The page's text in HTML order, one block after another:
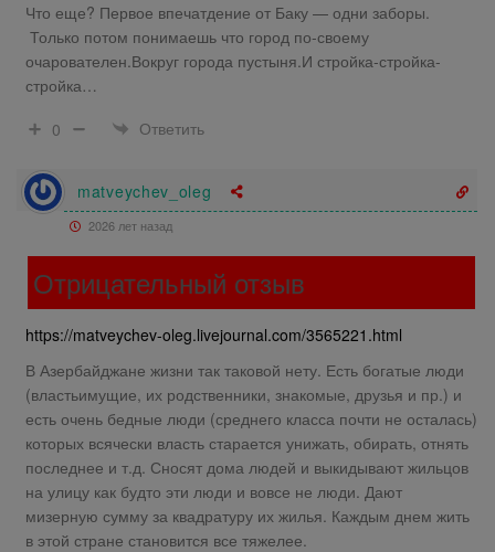
Что еще? Первое впечатдение от Баку — одни заборы.
Только потом понимаешь что город по-своему
очарователен.Вокруг города пустыня.И стройка-стройка-
стройка…
0
Ответить
matveychev_oleg
2026 лет назад
Отрицательный отзыв
https://matveychev-oleg.livejournal.com/3565221.html
В Азербайджане жизни так таковой нету. Есть богатые люди
(властьимущие, их родственники, знакомые, друзья и пр.) и
есть очень бедные люди (среднего класса почти не осталась)
которых всячески власть старается унижать, обирать, отнять
последнее и т.д. Сносят дома людей и выкидывают жильцов
на улицу как будто эти люди и вовсе не люди. Дают
мизерную сумму за квадратуру их жилья. Каждым днем жить
в этой стране становится все тяжелее.